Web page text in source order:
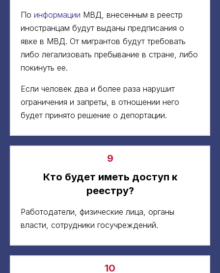
По информации МВД, внесенным в реестр
иностранцам будут выданы предписания о
явке в МВД. От мигрантов будут требовать
либо легализовать пребывание в стране, либо
покинуть ее.
Если человек два и более раза нарушит
ограничения и запреты, в отношении него
будет принято решение о депортации.
9
Кто будет иметь доступ к
реестру?
Работодатели, физические лица, органы
власти, сотрудники госучреждений.
10